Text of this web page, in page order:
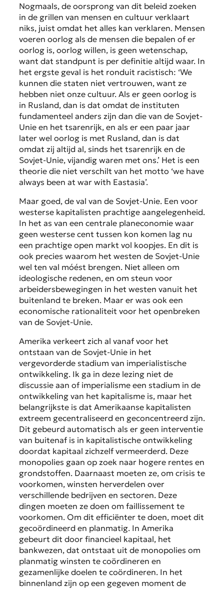
Nogmaals, de oorsprong van dit beleid zoeken
in de grillen van mensen en cultuur verklaart
niks, juist omdat het alles kan verklaren. Mensen
voeren oorlog als de mensen die bepalen of er
oorlog is, oorlog willen, is geen wetenschap,
want dat standpunt is per definitie altijd waar. In
het ergste geval is het ronduit racistisch: ‘We
kunnen die staten niet vertrouwen, want ze
hebben niet onze cultuur. Als er geen oorlog is
in Rusland, dan is dat omdat de instituten
fundamenteel anders zijn dan die van de Sovjet-
Unie en het tsarenrijk, en als er een paar jaar
later wel oorlog is met Rusland, dan is dat
omdat zij altijd al, sinds het tsarenrijk en de
Sovjet-Unie, vijandig waren met ons.’ Het is een
theorie die niet verschilt van het motto ‘we have
always been at war with Eastasia’.
Maar goed, de val van de Sovjet-Unie. Een voor
westerse kapitalisten prachtige aangelegenheid.
In het as van een centrale planeconomie waar
geen westerse cent tussen kon komen lag nu
een prachtige open markt vol koopjes. En dit is
ook precies waarom het westen de Sovjet-Unie
wel ten val móést brengen. Niet alleen om
ideologische redenen, en om steun voor
arbeidersbewegingen in het westen vanuit het
buitenland te breken. Maar er was ook een
economische rationaliteit voor het openbreken
van de Sovjet-Unie.
Amerika verkeert zich al vanaf voor het
ontstaan van de Sovjet-Unie in het
vergevorderde stadium van imperialistische
ontwikkeling. Ik ga in deze lezing niet de
discussie aan of imperialisme een stadium in de
ontwikkeling van het kapitalisme is, maar het
belangrijkste is dat Amerikaanse kapitalisten
extreem gecentraliseerd en geconcentreerd zijn.
Dit gebeurd automatisch als er geen interventie
van buitenaf is in kapitalistische ontwikkeling
doordat kapitaal zichzelf vermeerderd. Deze
monopolies gaan op zoek naar hogere rentes en
grondstoffen. Daarnaast moeten ze, om crisis te
voorkomen, winsten herverdelen over
verschillende bedrijven en sectoren. Deze
dingen moeten ze doen om faillissement te
voorkomen. Om dit efficiënter te doen, moet dit
gecoördineerd en planmatig. In Amerika
gebeurt dit door financieel kapitaal, het
bankwezen, dat ontstaat uit de monopolies om
planmatig winsten te coördineren en
gezamenlijke doelen te coördineren. In het
binnenland zijn op een gegeven moment de